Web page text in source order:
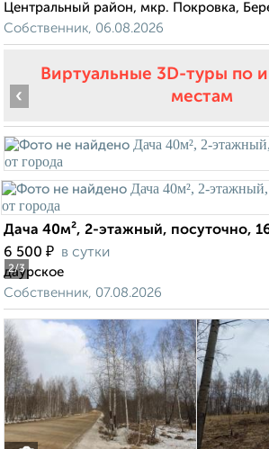
Центральный район, мкр. Покровка,
Собственник, 06.08.2026
Виртуальные 3D-туры по
местам
2/3
‹
Дача 40м², 2-этажный, посуточно,
6 500 ₽ в сутки
даурское
Собственник, 07.08.2026